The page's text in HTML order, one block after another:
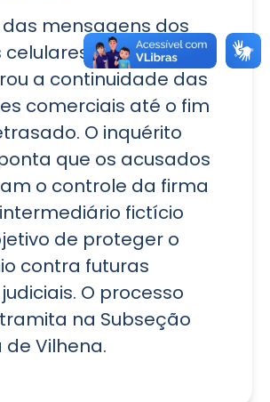
mensagens dos
celulares apreendidos
a continuidade das
comerciais até o fim
O inquérito
que os acusados
o controle da firma
fictício
de proteger o
contra futuras
O processo
na Subseção
de Vilhena.